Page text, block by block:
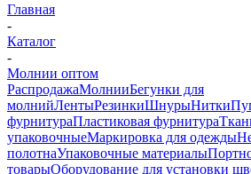
Главная
-
Каталог
-
Молнии оптом
РаспродажаМолнииБегунки для
молнийЛентыРезинкиШнурыНитки
фурнитураПластиковая фурнитура
упаковочныеМаркировка для одежды
полотнаУпаковочные материалы
товарыОборудование для установки